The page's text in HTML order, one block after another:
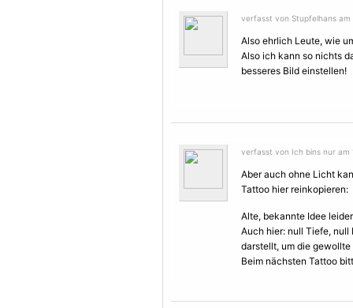
verfasst von Stupfelhans am
Also ehrlich Leute, wie
Also ich kann so nichts
besseres Bild einstellen!
verfasst von Ich bins nur am
Aber auch ohne Licht
Tattoo hier reinkopieren:
Alte, bekannte Idee
Auch hier: null Tiefe, null
darstellt, um die
Beim nächsten Tattoo